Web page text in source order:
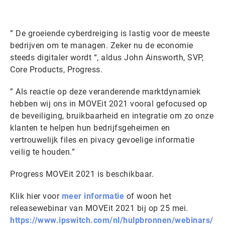
” De groeiende cyberdreiging is lastig voor de meeste
bedrijven om te managen. Zeker nu de economie
steeds digitaler wordt “, aldus John Ainsworth, SVP,
Core Products, Progress.
” Als reactie op deze veranderende marktdynamiek
hebben wij ons in MOVEit 2021 vooral gefocused op
de beveiliging, bruikbaarheid en integratie om zo onze
klanten te helpen hun bedrijfsgeheimen en
vertrouwelijk files en pivacy gevoelige informatie
veilig te houden.”
Progress MOVEit 2021 is beschikbaar.
Klik hier voor meer informatie of woon het
releasewebinar van MOVEit 2021 bij op 25 mei.
https://www.ipswitch.com/nl/hulpbronnen/webinars/